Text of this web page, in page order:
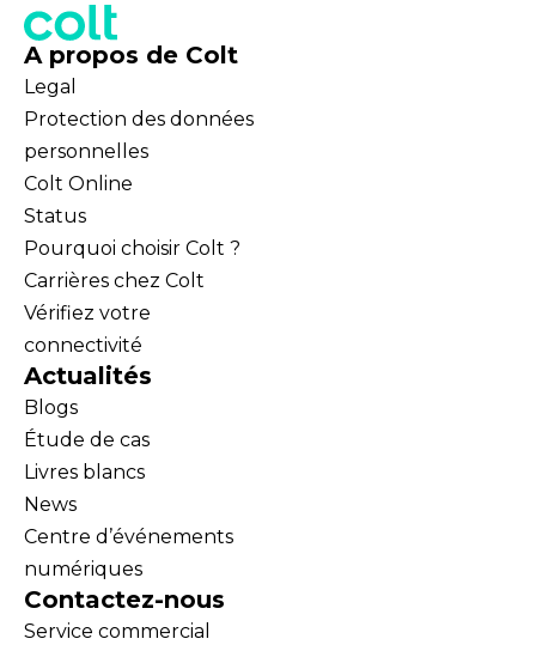
A propos de Colt
Legal
Protection des données
personnelles
Colt Online
Status
Pourquoi choisir Colt ?
Carrières chez Colt
Vérifiez votre
connectivité
Actualités
Blogs
Étude de cas
Livres blancs
News
Centre d’événements
numériques
Contactez-nous
Service commercial